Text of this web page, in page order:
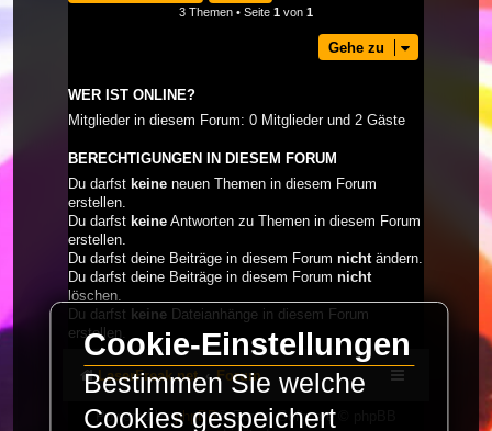
3 Themen • Seite 1 von 1
Gehe zu
WER IST ONLINE?
Mitglieder in diesem Forum: 0 Mitglieder und 2 Gäste
BERECHTIGUNGEN IN DIESEM FORUM
Du darfst keine neuen Themen in diesem Forum
erstellen.
Du darfst keine Antworten zu Themen in diesem Forum
erstellen.
Du darfst deine Beiträge in diesem Forum nicht ändern.
Du darfst deine Beiträge in diesem Forum nicht
löschen.
Du darfst keine Dateianhänge in diesem Forum
erstellen.
LaserFreak.net Forum
Powered byphpBB® Forum Software © phpBB
Cookie-Einstellungen
Bestimmen Sie welche
Cookies gespeichert